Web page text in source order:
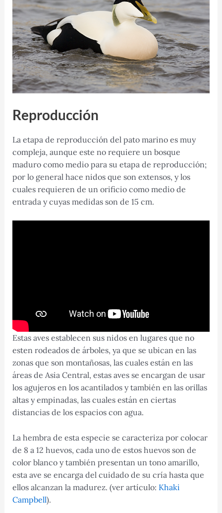
Reproducción
La etapa de reproducción del pato marino es muy
compleja, aunque este no requiere un bosque
maduro como medio para su etapa de reproducción;
por lo general hace nidos que son extensos, y los
cuales requieren de un orificio como medio de
entrada y cuyas medidas son de 15 cm.
Estas aves establecen sus nidos en lugares que no
esten rodeados de árboles, ya que se ubican en las
zonas que son montañosas, las cuales están en las
áreas de Asia Central, estas aves se encargan de usar
los agujeros en los acantilados y también en las orillas
altas y empinadas, las cuales están en ciertas
distancias de los espacios con agua.
La hembra de esta especie se caracteriza por colocar
de 8 a 12 huevos, cada uno de estos huevos son de
color blanco y también presentan un tono amarillo,
esta ave se encarga del cuidado de su cría hasta que
ellos alcanzan la madurez. (ver artículo: Khaki
Campbell).